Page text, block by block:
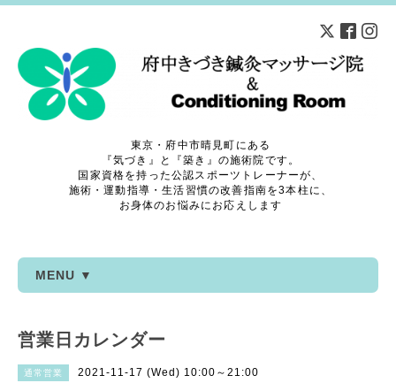
東京・府中市晴見町にある
『気づき』と『築き』の施術院です。
国家資格を持った公認スポーツトレーナーが、
施術・運動指導・生活習慣の改善指南を3本柱に、
お身体のお悩みにお応えします
MENU ▼
営業日カレンダー
通常営業 2021-11-17 (Wed) 10:00～21:00